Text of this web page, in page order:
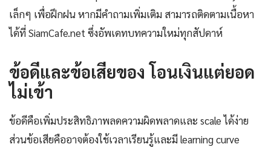
เล็กๆ เพื่อฝึกฝน หากมีคำถามเพิ่มเติม สามารถติดตามเนื้อหา
ได้ที่ SiamCafe.net ซึ่งอัพเดทบทความใหม่ทุกสัปดาห์
ข้อดีและข้อเสียของ โอนเงินแต่ยอด
ไม่เข้า
ข้อดีคือเพิ่มประสิทธิภาพลดความผิดพลาดและ scale ได้ง่าย
ส่วนข้อเสียคืออาจต้องใช้เวลาเรียนรู้และมี learning curve